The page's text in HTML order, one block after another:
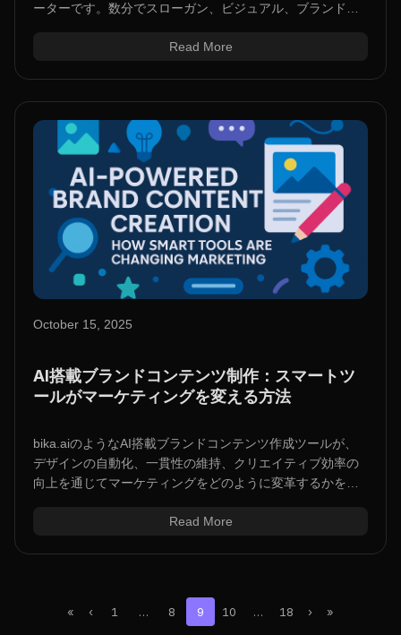
ーターです。数分でスローガン、ビジュアル、ブランドト
Read More
October 15, 2025
AI搭載ブランドコンテンツ制作：スマートツ
ールがマーケティングを変える方法
bika.aiのようなAI搭載ブランドコンテンツ作成ツールが、
デザインの自動化、一貫性の維持、クリエイティブ効率の
向上を通じてマーケティングをどのように変革するかをご
Read More
« ‹ 1 … 8 9 10 … 18 › »